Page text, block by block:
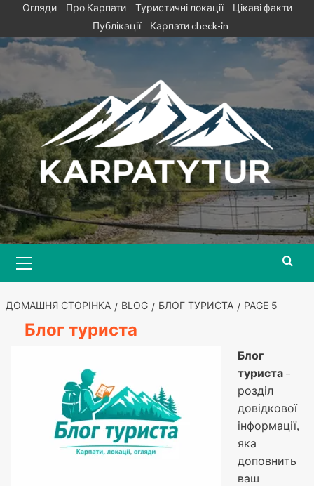
content
Огляди Про Карпати Туристичні локації
Цікаві факти
Публікації
Карпати check-in
Menu
ДОМАШНЯ СТОРІНКА BLOG БЛОГ ТУРИСТА PAGE 5
Блог туриста
Блог
туриста –
розділ
довідкової
інформації,
яка
доповнить
ваш